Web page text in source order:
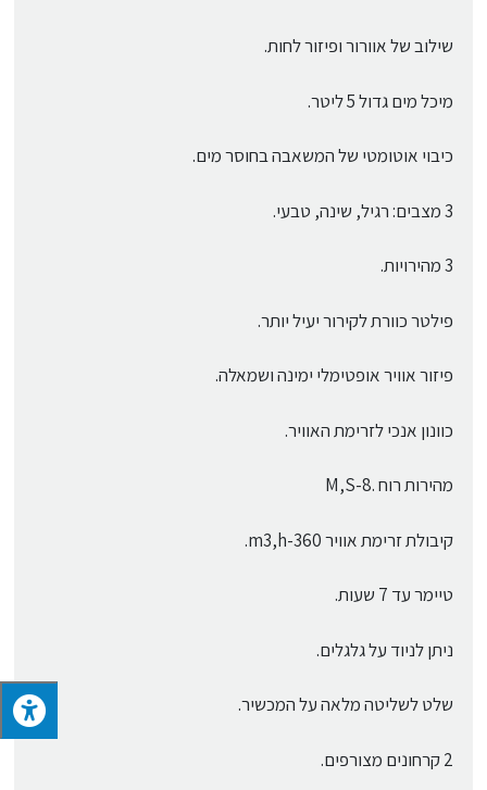
שילוב של אוורור ופיזור לחות.
מיכל מים גדול 5 ליטר.
כיבוי אוטומטי של המשאבה בחוסר מים.
3 מצבים: רגיל, שינה, טבעי.
3 מהירויות.
פילטר כוורת לקירור יעיל יותר.
פיזור אוויר אופטימלי ימינה ושמאלה.
כוונון אנכי לזרימת האוויר.
מהירות רוח .8-M,S
קיבולת זרימת אוויר 360-m3,h.
טיימר עד 7 שעות.
ניתן לניוד על גלגלים.
שלט לשליטה מלאה על המכשיר.
2 קרחונים מצורפים.